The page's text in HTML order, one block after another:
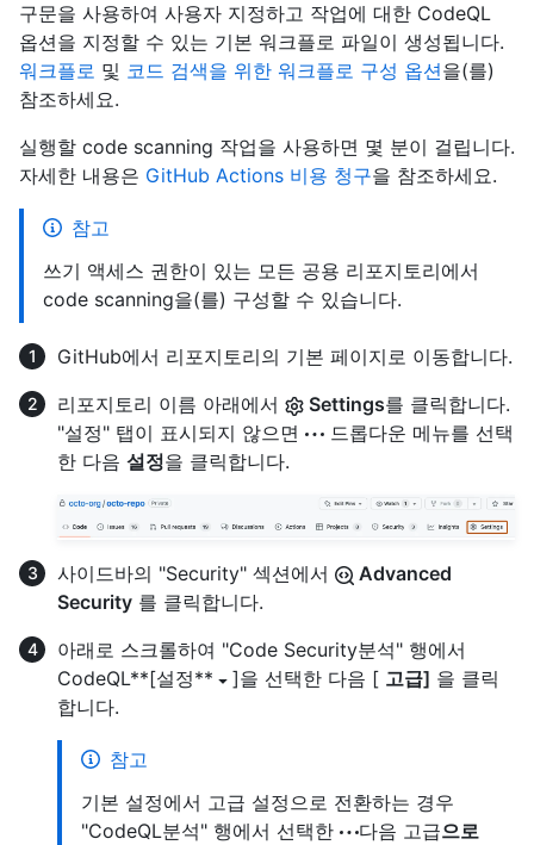
구문을 사용하여 사용자 지정하고 작업에 대한 CodeQL
옵션을 지정할 수 있는 기본 워크플로 파일이 생성됩니다.
워크플로 및 코드 검색을 위한 워크플로 구성 옵션을(를)
참조하세요.
실행할 code scanning 작업을 사용하면 몇 분이 걸립니다.
자세한 내용은 GitHub Actions 비용 청구을 참조하세요.
참고
쓰기 액세스 권한이 있는 모든 공용 리포지토리에서
code scanning을(를) 구성할 수 있습니다.
GitHub에서 리포지토리의 기본 페이지로 이동합니다.
리포지토리 이름 아래에서
Settings를 클릭합니다.
"설정" 탭이 표시되지 않으면
드롭다운 메뉴를 선택
한 다음 설정을 클릭합니다.
사이드바의 "Security" 섹션에서
Advanced
Security 를 클릭합니다.
아래로 스크롤하여 "Code Security분석" 행에서
CodeQL**[설정**
]을 선택한 다음 [ 고급] 을 클릭
합니다.
참고
기본 설정에서 고급 설정으로 전환하는 경우
"CodeQL분석" 행에서 선택한
다음 고급으로